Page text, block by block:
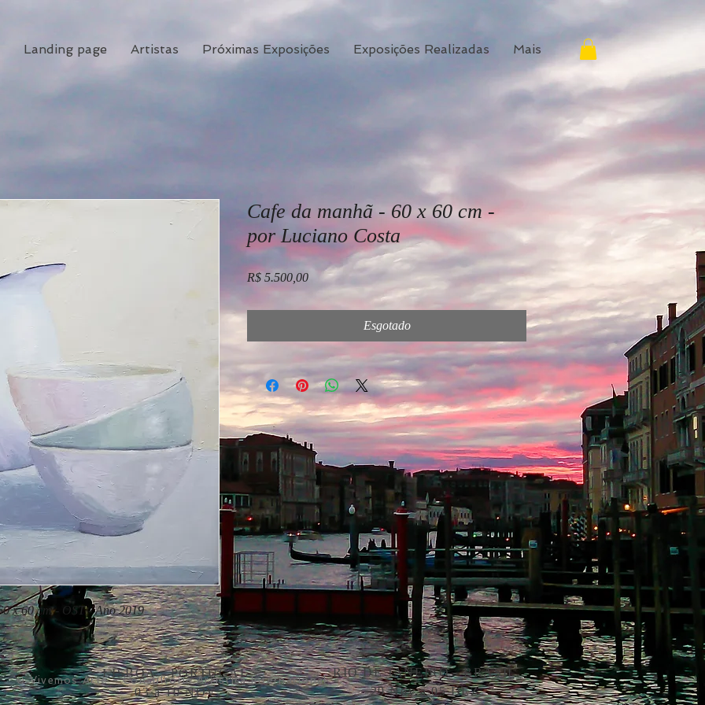
Landing page Artistas Próximas Exposições Exposições Realizadas Mais
x 60 cm - OST - Ano 2019
Cafe da manhã - 60 x 60 cm -
por Luciano Costa
R$ 5.500,00Preço
Esgotado
© Vivemos Arte - Consultoria Artística Internacional
LISBOA - PORTUGAL
03 a 10 NOV
RIO DE JANEIRO - BRASIL
29 Nov a 05 DEZ